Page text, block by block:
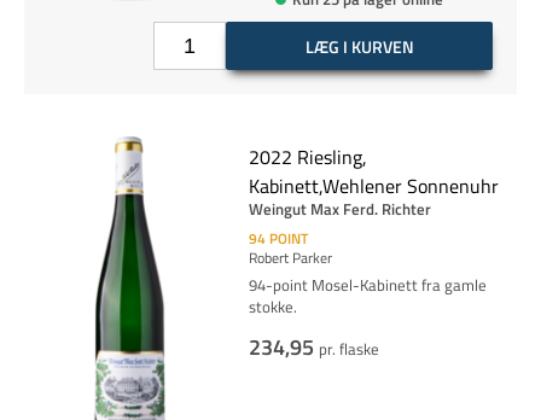
LÆG I KURVEN
2022 Riesling,
Kabinett,Wehlener Sonnenuhr
Weingut Max Ferd. Richter
94 POINT
Robert Parker
94-point Mosel-Kabinett fra gamle
stokke.
234,95 pr. flaske